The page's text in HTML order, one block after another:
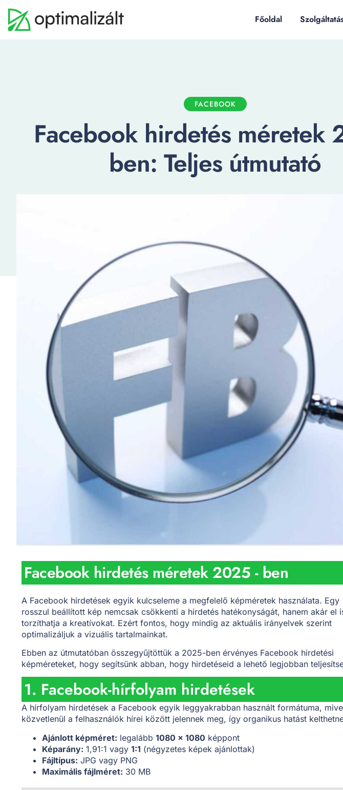
Főoldal
FACEBOOK
Facebook hirdetés méretek
ben: Teljes útmutató
Facebook hirdetés méretek 2025 - ben
A Facebook hirdetések egyik kulcseleme a megfelelő képméretek használata. Egy
rosszul beállított kép nemcsak csökkenti a hirdetés hatékonyságát, hanem akár el
torzíthatja a kreatívokat. Ezért fontos, hogy mindig az aktuális irányelvek szerint
optimalizáljuk a vizuális tartalmainkat.
Ebben az útmutatóban összegyűjtöttük a 2025-ben érvényes Facebook hirdetési
képméreteket, hogy segítsünk abban, hogy hirdetéseid a lehető legjobban
1. Facebook-hírfolyam hirdetések
A hírfolyam hirdetések a Facebook egyik leggyakrabban használt formátuma,
közvetlenül a felhasználók hírei között jelennek meg, így organikus hatást
Ajánlott képméret: legalább 1080 x 1080 képpont
Képarány: 1,91:1 vagy 1:1 (négyzetes képek ajánlottak)
Fájltípus: JPG vagy PNG
Maximális fájlméret: 30 MB